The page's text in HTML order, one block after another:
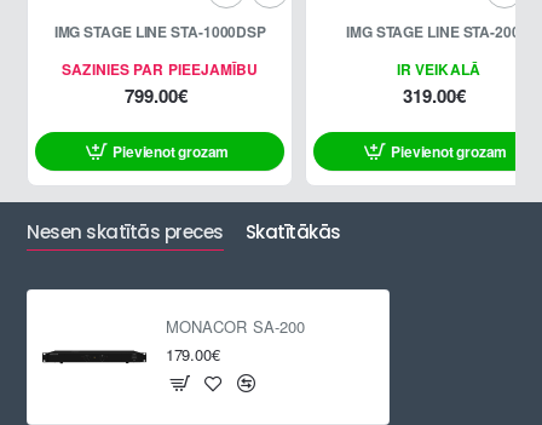
SAZINIES PAR PIEEJAMĪBU
IMG STAGE LINE STA-1000DSP
799.00€
Pievienot grozam
IR VEIKALĀ
IMG STAGE LINE STA-200D
319.00€
Pievienot grozam
Nesen skatītās preces Skatītākās
MONACOR SA-200
179.00€